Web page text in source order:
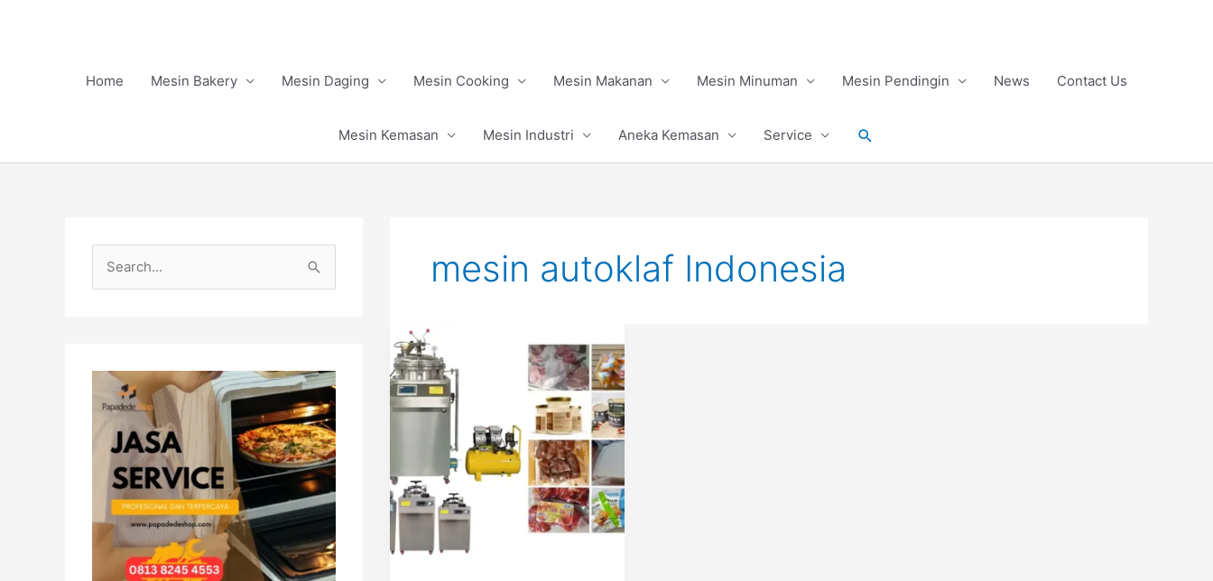
Home
Mesin Bakery Mesin Daging Mesin Cooking Mesin Makanan Mesin Minuman Mesin Pendingin News Contact Us
Mesin Kemasan Mesin Industri Aneka Kemasan Service Search
mesin autoklaf Indonesia
Mesin
Autoklaf
Sterilisasi
untuk
Kemasan
Kaleng
dan
Pouch
Retort
Makanan